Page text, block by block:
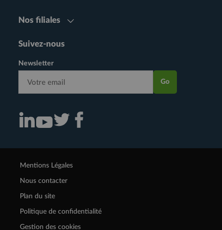
Nos filiales
Suivez-nous
Newsletter
Go
Mentions Légales
Nous contacter
Plan du site
Politique de confidentialité
Gestion des cookies